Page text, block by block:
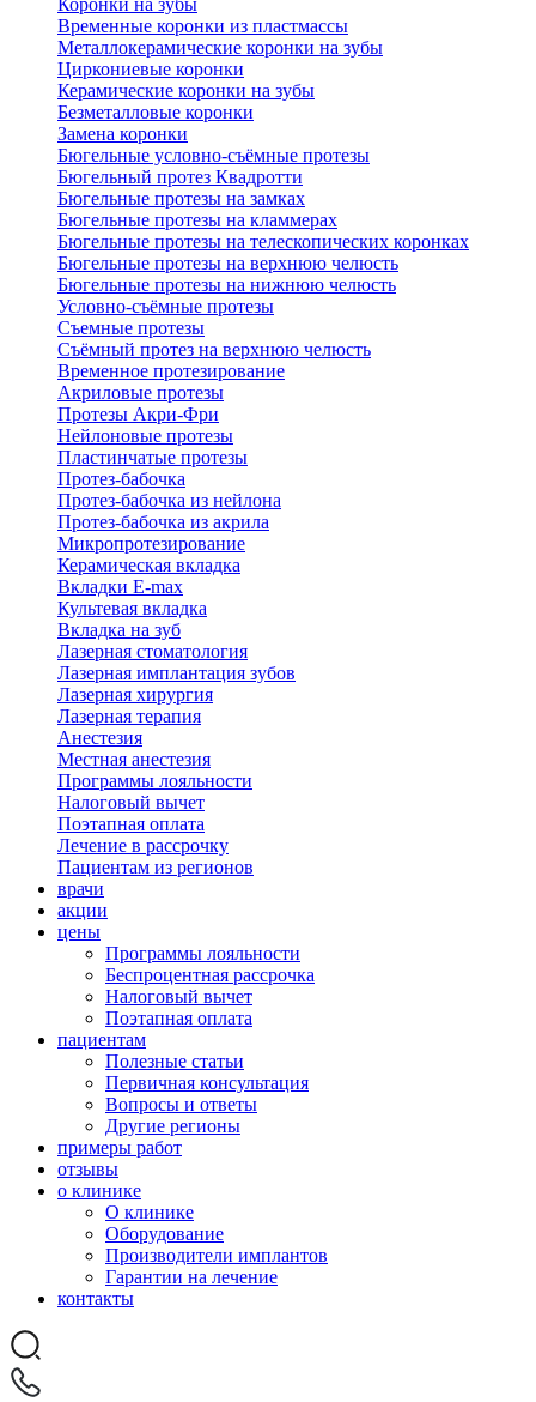
Коронки на зубы
Временные коронки из пластмассы
Металлокерамические коронки на зубы
Циркониевые коронки
Керамические коронки на зубы
Безметалловые коронки
Замена коронки
Бюгельные условно-съёмные протезы
Бюгельный протез Квадротти
Бюгельные протезы на замках
Бюгельные протезы на кламмерах
Бюгельные протезы на телескопических коронках
Бюгельные протезы на верхнюю челюсть
Бюгельные протезы на нижнюю челюсть
Условно-съёмные протезы
Съемные протезы
Съёмный протез на верхнюю челюсть
Временное протезирование
Акриловые протезы
Протезы Акри-Фри
Нейлоновые протезы
Пластинчатые протезы
Протез-бабочка
Протез-бабочка из нейлона
Протез-бабочка из акрила
Микропротезирование
Керамическая вкладка
Вкладки E-max
Культевая вкладка
Вкладка на зуб
Лазерная стоматология
Лазерная имплантация зубов
Лазерная хирургия
Лазерная терапия
Анестезия
Местная анестезия
Программы лояльности
Налоговый вычет
Поэтапная оплата
Лечение в рассрочку
Пациентам из регионов
врачи
акции
цены
Программы лояльности
Беспроцентная рассрочка
Налоговый вычет
Поэтапная оплата
пациентам
Полезные статьи
Первичная консультация
Вопросы и ответы
Другие регионы
примеры работ
отзывы
о клинике
О клинике
Оборудование
Производители имплантов
Гарантии на лечение
контакты